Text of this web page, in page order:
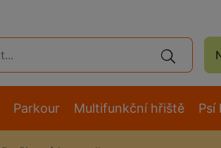
Parkour Multifunkční hřiště Psí